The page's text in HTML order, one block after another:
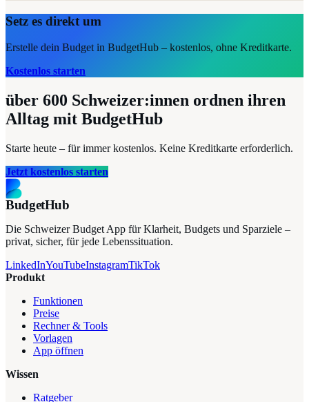
Setz es direkt um
Erstelle dein Budget in BudgetHub – kostenlos, ohne Kreditkarte.
Kostenlos starten
über 600 Schweizer:innen ordnen ihren
Alltag mit BudgetHub
Starte heute – für immer kostenlos. Keine Kreditkarte erforderlich.
Jetzt kostenlos starten
BudgetHub
Die Schweizer Budget App für Klarheit, Budgets und Sparziele –
privat, sicher, für jede Lebenssituation.
LinkedInYouTubeInstagramTikTok
Produkt
Funktionen
Preise
Rechner & Tools
Vorlagen
App öffnen
Wissen
Ratgeber